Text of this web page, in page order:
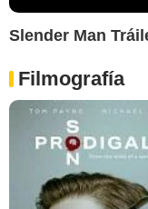
Slender Man
Filmografía